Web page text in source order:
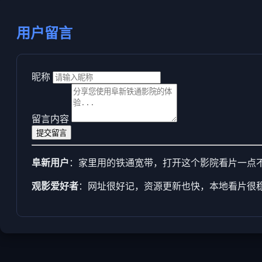
用户留言
昵称
留言内容
提交留言
阜新用户 ：家里用的铁通宽带，打开这个影院看片一点
观影爱好者：网址很好记，资源更新也快，本地看片很